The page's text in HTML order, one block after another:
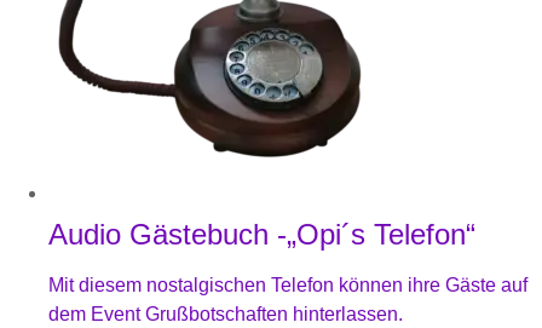
Audio Gästebuch -„Opi´s Telefon“
Mit diesem nostalgischen Telefon können ihre Gäste auf
dem Event Grußbotschaften hinterlassen.